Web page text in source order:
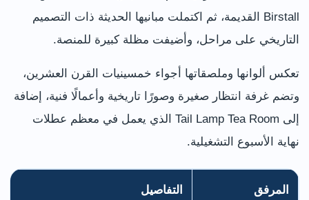
Birstall القديمة، ثم اكتملت مبانيها الحديثة ذات التصميم
التاريخي على مراحل، وأضيفت مظلة كبيرة للمنصة.
تعكس ألوانها وملصقاتها أجواء خمسينيات القرن العشرين،
وتضم غرفة انتظار صغيرة وصورًا تاريخية وأعمالًا فنية، إضافة
إلى Tail Lamp Tea Room الذي يعمل في معظم عطلات
نهاية الأسبوع التشغيلية.
المرفق التفاصيل